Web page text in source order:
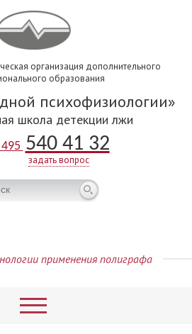
540 41 32
задать вопрос
организация дополнительного
образования
психофизиологии
школа детекции лжи
применения полиграфа